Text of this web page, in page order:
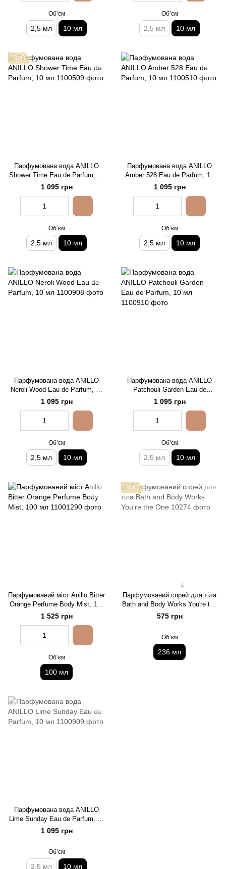
Обʼєм
2,5 мл 10 мл
Обʼєм
2,5 мл 10 мл
ТОП
Парфумована вода ANILLO
Shower Time Eau de Parfum, 10
мл
1 095 грн
Обʼєм
2,5 мл 10 мл
Парфумована вода ANILLO
Amber 528 Eau de Parfum, 10
мл
1 095 грн
Обʼєм
2,5 мл 10 мл
Парфумована вода ANILLO
Neroli Wood Eau de Parfum, 10
мл
1 095 грн
Обʼєм
2,5 мл 10 мл
Парфумована вода ANILLO
Patchouli Garden Eau de
Parfum, 10 мл
1 095 грн
Обʼєм
2,5 мл 10 мл
Парфумований міст Anillo Bitter
Orange Perfume Body Mist, 100
мл
1 525 грн
Обʼєм
100 мл
ТОП
4
Парфумований спрей для тіла
Bath and Body Works You're the
One
575 грн
Обʼєм
236 мл
Парфумована вода ANILLO
Lime Sunday Eau de Parfum, 10
мл
1 095 грн
Обʼєм
2,5 мл 10 мл